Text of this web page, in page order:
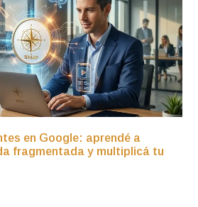
en Google: aprendé a
fragmentada y multiplicá tu